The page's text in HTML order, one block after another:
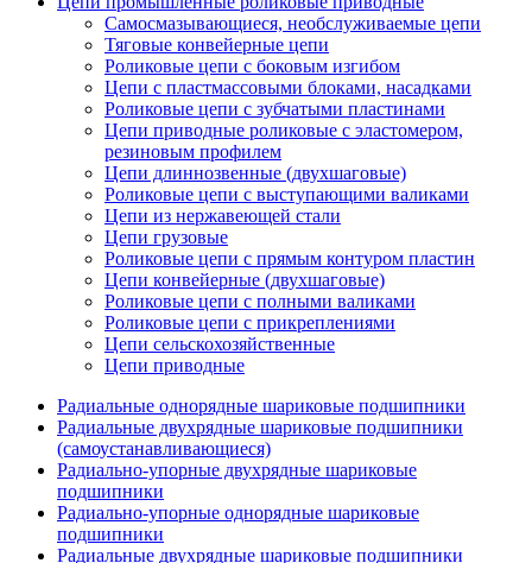
Самосмазывающиеся, необслуживаемые цепи
Тяговые конвейерные цепи
Роликовые цепи с боковым изгибом
Цепи с пластмассовыми блоками, насадками
Роликовые цепи с зубчатыми пластинами
Цепи приводные роликовые с эластомером,
резиновым профилем
Цепи длиннозвенные (двухшаговые)
Роликовые цепи с выступающими валиками
Цепи из нержавеющей стали
Цепи грузовые
Роликовые цепи с прямым контуром пластин
Цепи конвейерные (двухшаговые)
Роликовые цепи с полными валиками
Роликовые цепи с прикреплениями
Цепи сельскохозяйственные
Цепи приводные
Радиальные однорядные шариковые подшипники
Радиальные двухрядные шариковые подшипники
(самоустанавливающиеся)
Радиально-упорные двухрядные шариковые
подшипники
Радиально-упорные однорядные шариковые
подшипники
Радиальные двухрядные шариковые подшипники